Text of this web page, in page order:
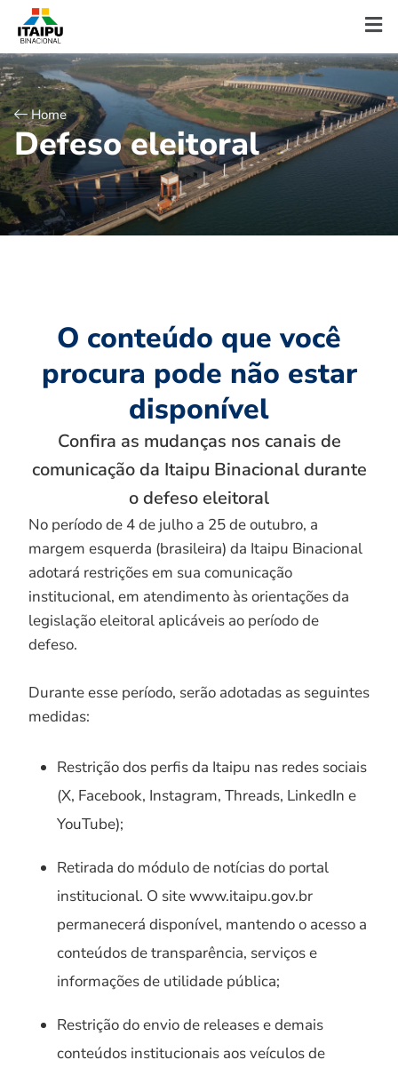
Home
Defeso eleitoral
O conteúdo que você
procura pode não estar
disponível
Confira as mudanças nos canais de
comunicação da Itaipu Binacional durante
o defeso eleitoral
No período de 4 de julho a 25 de outubro, a
margem esquerda (brasileira) da Itaipu Binacional
adotará restrições em sua comunicação
institucional, em atendimento às orientações da
legislação eleitoral aplicáveis ao período de
defeso.
Durante esse período, serão adotadas as seguintes
medidas:
Restrição dos perfis da Itaipu nas redes sociais
(X, Facebook, Instagram, Threads, LinkedIn e
YouTube);
Retirada do módulo de notícias do portal
institucional. O site www.itaipu.gov.br
permanecerá disponível, mantendo o acesso a
conteúdos de transparência, serviços e
informações de utilidade pública;
Restrição do envio de releases e demais
conteúdos institucionais aos veículos de